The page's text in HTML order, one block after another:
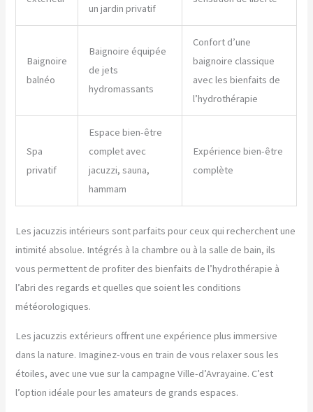
un jardin privatif
Baignoire
balnéo
Baignoire équipée
de jets
hydromassants
Confort d’une
baignoire classique
avec les bienfaits de
l’hydrothérapie
Spa
privatif
Espace bien-être
complet avec
jacuzzi, sauna,
hammam
Expérience bien-être
complète
Les jacuzzis intérieurs sont parfaits pour ceux qui recherchent une
intimité absolue. Intégrés à la chambre ou à la salle de bain, ils
vous permettent de profiter des bienfaits de l’hydrothérapie à
l’abri des regards et quelles que soient les conditions
météorologiques.
Les jacuzzis extérieurs offrent une expérience plus immersive
dans la nature. Imaginez-vous en train de vous relaxer sous les
étoiles, avec une vue sur la campagne Ville-d’Avrayaine. C’est
l’option idéale pour les amateurs de grands espaces.